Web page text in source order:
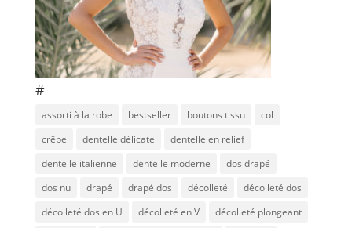
#
assorti à la robe bestseller boutons tissu
col
crêpe
dentelle délicate
dentelle en relief
dentelle italienne
dentelle moderne
dos drapé
dos nu
drapé drapé dos décolleté
décolleté dos
décolleté dos en U
décolleté en V
décolleté plongeant